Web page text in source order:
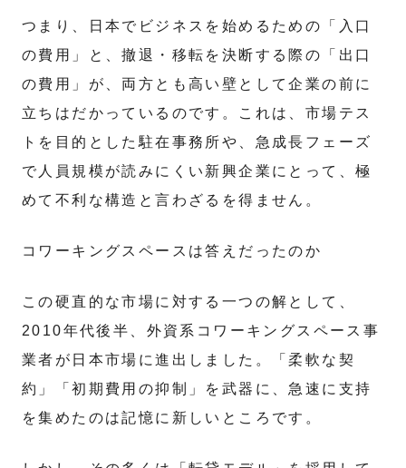
つまり、日本でビジネスを始めるための「入口
の費用」と、撤退・移転を決断する際の「出口
の費用」が、両方とも高い壁として企業の前に
立ちはだかっているのです。これは、市場テス
トを目的とした駐在事務所や、急成長フェーズ
で人員規模が読みにくい新興企業にとって、極
めて不利な構造と言わざるを得ません。
コワーキングスペースは答えだったのか
この硬直的な市場に対する一つの解として、
2010年代後半、外資系コワーキングスペース事
業者が日本市場に進出しました。「柔軟な契
約」「初期費用の抑制」を武器に、急速に支持
を集めたのは記憶に新しいところです。